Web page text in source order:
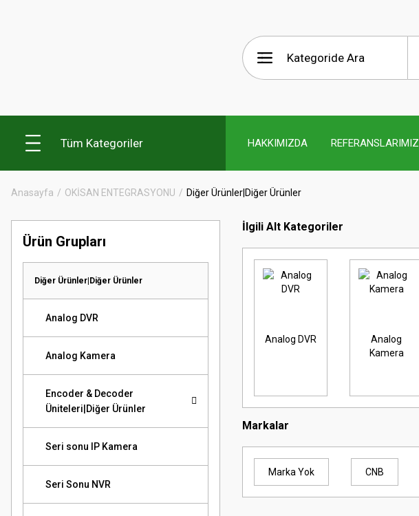
Tüm Kategoriler HAKKIMIZDA REFERANSLARIMIZ
Anasayfa OKİSAN ENTEGRASYONU Diğer Ürünler|Diğer Ürünler
Ürün Grupları
Diğer Ürünler|Diğer Ürünler
Analog DVR
Analog Kamera
Encoder & Decoder
Üniteleri|Diğer Ürünler
Seri sonu IP Kamera
Seri Sonu NVR
İlgili Alt Kategoriler
Analog DVR
Analog
Kamera
Markalar
Marka Yok CNB